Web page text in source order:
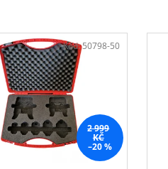
2 999
KČ
–20 %
Kód:50798-50